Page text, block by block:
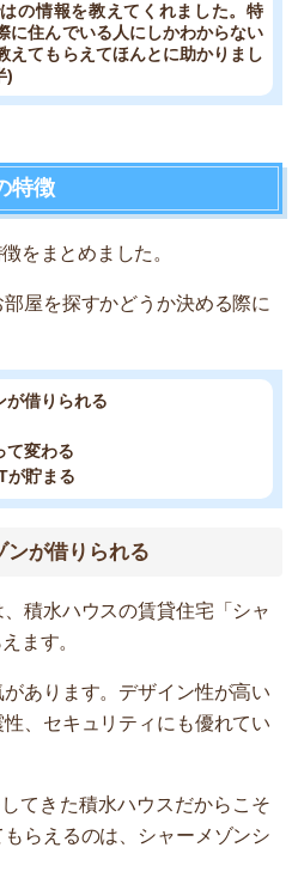
の情報を教えてくれました。特
に住んでいる人にしかわからない
えてもらえてほんとに助かりまし
)
特徴
をまとめました。
屋を探すかどうか決める際に
が借りられる
て変わる
が貯まる
ンが借りられる
積水ハウスの賃貸住宅「シャ
ます。
あります。デザイン性が高い
、セキュリティにも優れてい
てきた積水ハウスだからこそ
らえるのは、シャーメゾンシ